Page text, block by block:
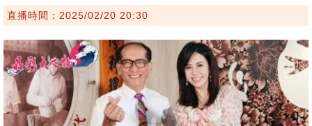
直播時間：2025/02/20 20:30